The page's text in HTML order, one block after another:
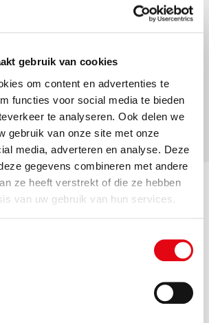
gebruik van cookies
om content en advertenties te
functies voor social media te bieden
te analyseren. Ook delen we
gebruik van onze site met onze
media, adverteren en analyse. Deze
gegevens combineren met andere
ze heeft verstrekt of die ze hebben
van uw gebruik van hun services.
kunt u een
OMWB.
de handleiding van Mijn OMWB
samen werken
schone, veilige
leefomgeving